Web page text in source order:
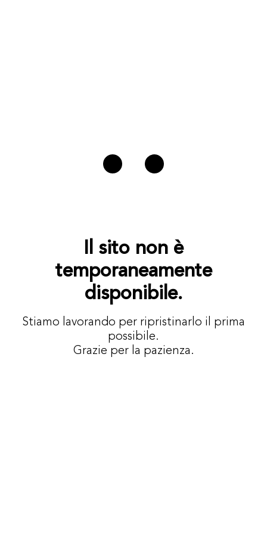
Il sito non è
temporaneamente
disponibile.
Stiamo lavorando per ripristinarlo il prima
possibile.
Grazie per la pazienza.